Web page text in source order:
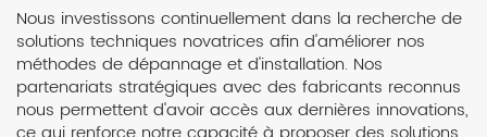
Nous investissons continuellement dans la recherche de
solutions techniques novatrices afin d'améliorer nos
méthodes de dépannage et d'installation. Nos
partenariats stratégiques avec des fabricants reconnus
nous permettent d'avoir accès aux dernières innovations,